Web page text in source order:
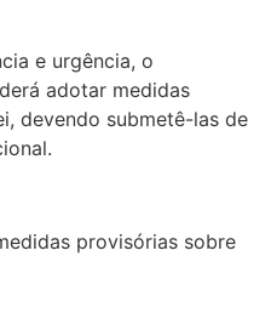
e urgência, o
adotar medidas
devendo submetê-las de
provisórias sobre